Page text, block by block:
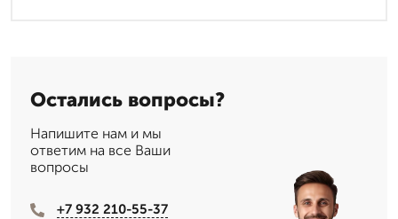
Остались вопросы?
Напишите нам и мы
ответим на все Ваши
вопросы
+7 932 210-55-37